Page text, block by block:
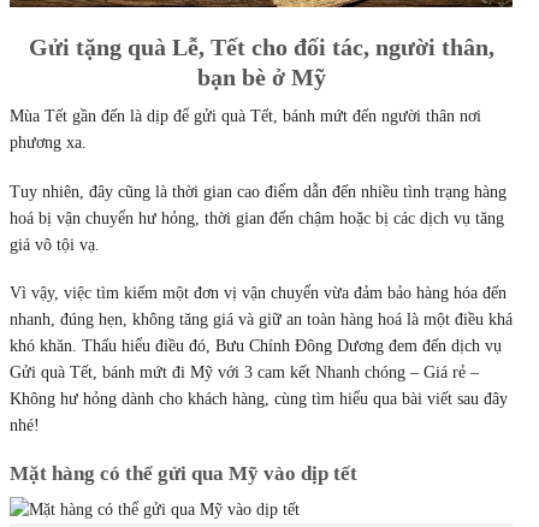
Gửi tặng quà Lễ, Tết cho đối tác, người thân,
bạn bè ở Mỹ
Mùa Tết gần đến là dịp để gửi quà Tết, bánh mứt đến người thân nơi
phương xa.
Tuy nhiên, đây cũng là thời gian cao điểm dẫn đến nhiều tình trạng hàng
hoá bị vận chuyển hư hỏng, thời gian đến chậm hoặc bị các dịch vụ tăng
giá vô tội vạ.
Vì vậy, việc tìm kiếm một đơn vị vận chuyển vừa đảm bảo hàng hóa đến
nhanh, đúng hẹn, không tăng giá và giữ an toàn hàng hoá là một điều khá
khó khăn. Thấu hiểu điều đó, Bưu Chính Đông Dương đem đến dịch vụ
Gửi quà Tết, bánh mứt đi Mỹ với 3 cam kết Nhanh chóng – Giá rẻ –
Không hư hỏng dành cho khách hàng, cùng tìm hiểu qua bài viết sau đây
nhé!
Mặt hàng có thể gửi qua Mỹ vào dịp tết